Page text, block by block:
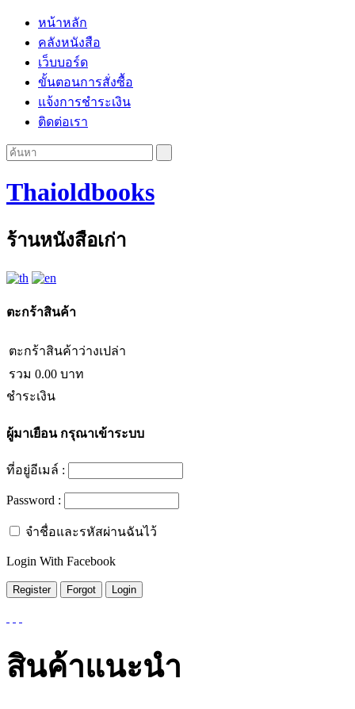
หน้าหลัก
คลังหนังสือ
เว็บบอร์ด
ขั้นตอนการสั่งซื้อ
แจ้งการชำระเงิน
ติดต่อเรา
Thaioldbooks
ร้านหนังสือเก่า
ตะกร้าสินค้า
ตะกร้าสินค้าว่างเปล่า
รวม 0.00 บาท
ชำระเงิน
ผู้มาเยือนกรุณาเข้าระบบ
ที่อยู่อีเมล์ :
Password :
จำชื่อและรหัสผ่านฉันไว้
Login With Facebook
สินค้าแนะนำ